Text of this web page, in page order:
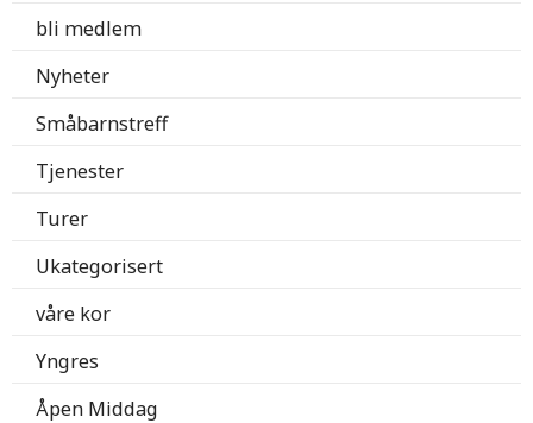
bli medlem
Nyheter
Småbarnstreff
Tjenester
Turer
Ukategorisert
våre kor
Yngres
Åpen Middag